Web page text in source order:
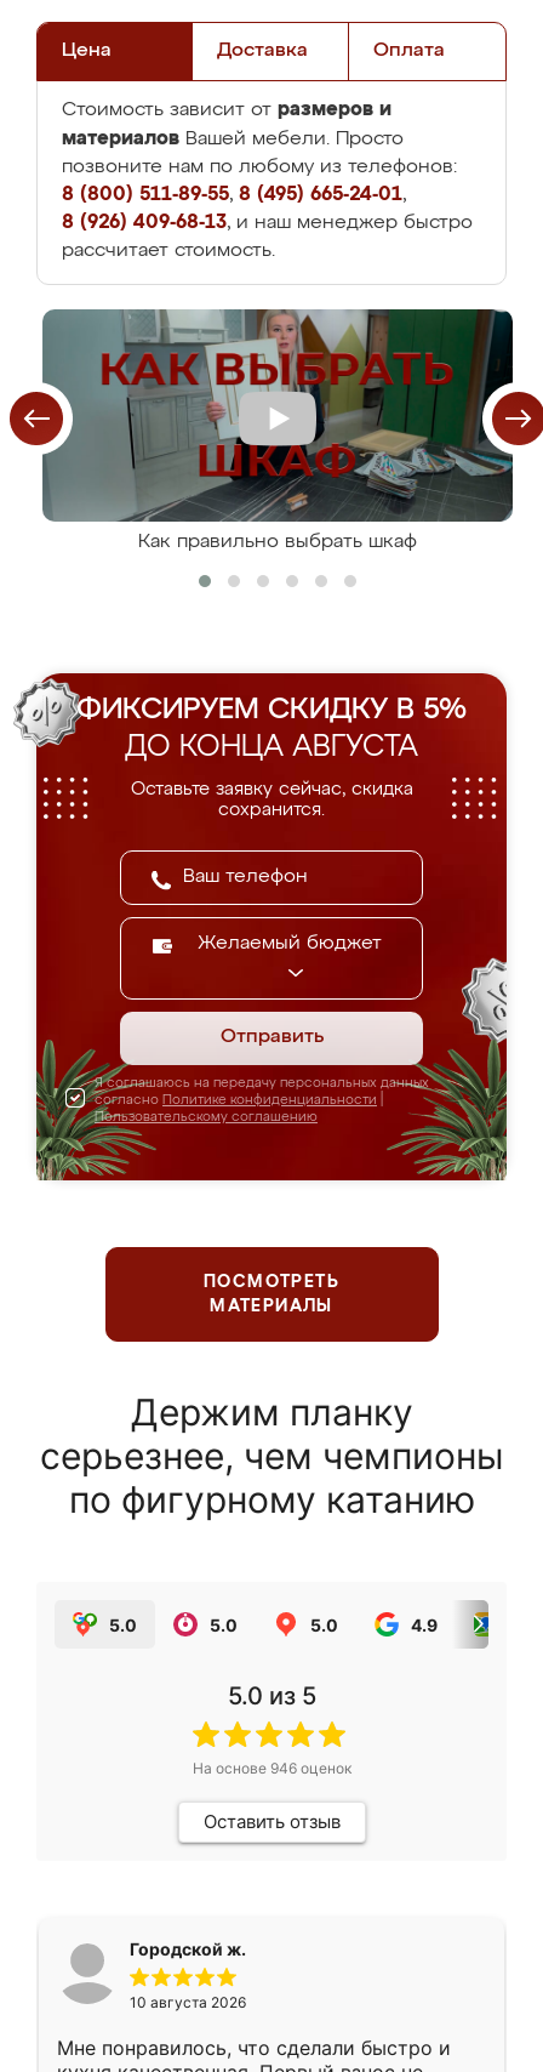
Цена Доставка Оплата
Стоимость зависит от размеров и
материалов Вашей мебели. Просто
позвоните нам по любому из телефонов:
8 (800) 511-89-55, 8 (495) 665-24-01,
8 (926) 409-68-13, и наш менеджер быстро
рассчитает стоимость.
Как правильно выбрать шкаф
ФИКСИРУЕМ СКИДКУ В 5%
ДО КОНЦА АВГУСТА
Оставьте заявку сейчас, скидка
сохранится.
Желаемый бюджет
Отправить
Я соглашаюсь на передачу персональных данных
согласно Политике конфиденциальности
Пользовательскому соглашению
ПОСМОТРЕТЬ
МАТЕРИАЛЫ
Держим планку
серьезнее, чем чемпионы
по фигурному катанию
5.0 5.0 5.0 4.9
5.0 из 5
На основе 946оценок
Оставить отзыв
Городской ж.
10 августа 2026
Мне понравилось, что сделали быстро и